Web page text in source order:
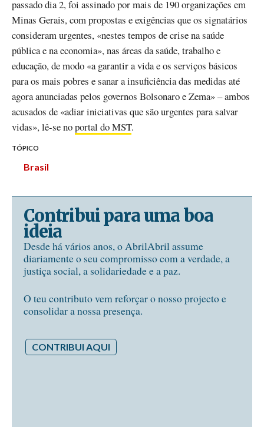
passado dia 2, foi assinado por mais de 190 organizações em
Minas Gerais, com propostas e exigências que os signatários
consideram urgentes, «nestes tempos de crise na saúde
pública e na economia», nas áreas da saúde, trabalho e
educação, de modo «a garantir a vida e os serviços básicos
para os mais pobres e sanar a insuficiência das medidas até
agora anunciadas pelos governos Bolsonaro e Zema» – ambos
acusados de «adiar iniciativas que são urgentes para salvar
vidas», lê-se noportal do MST.
TÓPICO
Brasil
Contribui para uma boa
ideia
Desde há vários anos, o AbrilAbril assume
diariamente o seu compromisso com a verdade, a
justiça social, a solidariedade e a paz.
O teu contributo vem reforçar o nosso projecto e
consolidar a nossa presença.
CONTRIBUI AQUI